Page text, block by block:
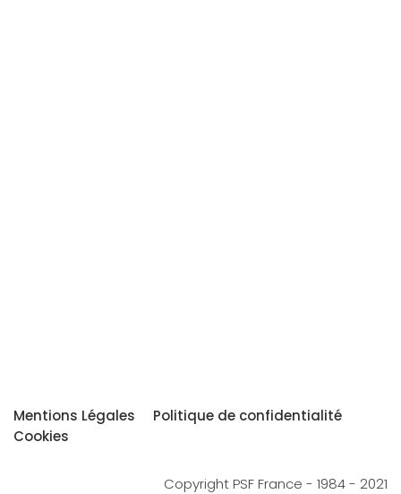
Mentions Légales
Politique de confidentialité
Cookies
Copyright PSF France - 1984 - 2021